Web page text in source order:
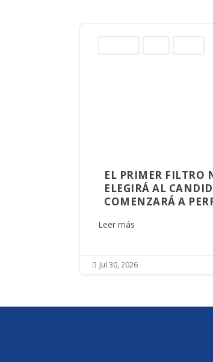
EL PRIMER FILTRO
ELEGIRÁ AL
COMENZARÁ A
SINALOA
Leer más
 Jul 30, 2026